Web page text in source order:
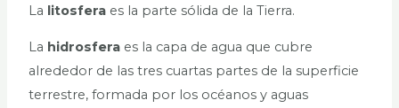
La litosfera es la parte sólida de la Tierra.
La hidrosfera es la capa de agua que cubre
alrededor de las tres cuartas partes de la superficie
terrestre, formada por los océanos y aguas